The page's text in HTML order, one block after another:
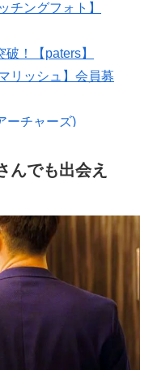
チングフォト】
！【paters】
リッシュ】会員募
ーチャーズ)
んでも出会え